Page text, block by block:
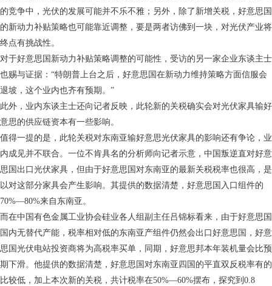
的竞争中，光伏的发展可能并不乐不雅；另外，除了新增关税，好意思国
的新动力补贴策略也可能靠近调整，要是两者访佛到一块，对光伏产业将
终点有挑战性。
对于好意思国新动力补贴策略调整的可能性，受访的另一家企业东谈主士
也赐与证据：“特朗普上台之后，好意思国在新动力维持策略方面信服会
退坡，这个业内也齐有预期。”
此外，业内东谈主士还向记者反映，此轮新的关税确实会对光伏家具输好
意思的供应链资本有一些影响。
值得一提的是，此轮关税对东南亚输好意思光伏家具的影响还有争论，业
内成见并不联合。一位不肯具名的分析师向记者示意，中国叛逆直对好意
思国出口光伏家具，但由于好意思国对东南亚的最新关税税率也很高，是
以对这部分家具会产生影响。其提供的数据清楚，好意思国入口组件的
70%—80%来自东南亚。
而在中国有色金属工业协会硅业各人组副主任吕锦标看来，由于好意思国
国内无替代产能，税率相对低的东南亚产组件仍然会出口好意思国，好意
思国光伏电站投资商将为高税率买单，同期，好意思邦本年装机量会比预
期下滑。他提供的数据清楚，好意思国对东南亚四国的平直双反税率有的
比较低，加上本次新的关税，共计税率在50%—60%摆布，探究到0.8